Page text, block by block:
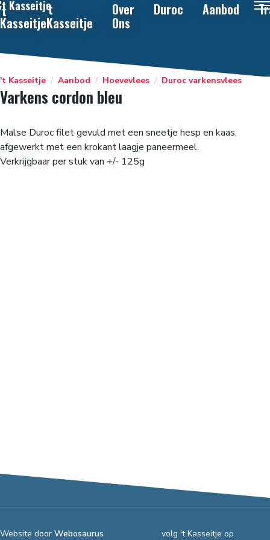
't Kasseitje
't
Kasseitje
't
Kasseitje
Over
Ons
Duroc Aanbod
't Kasseitje / Aanbod / Hoevevlees / Duroc varkensvlees
Varkens cordon bleu
Malse Duroc filet gevuld met een sneetje hesp en kaas,
afgewerkt met een krokant laagje paneermeel.
Verkrijgbaar per stuk van +/- 125g
volg 't Kasseitje op
Website door Webosaurus